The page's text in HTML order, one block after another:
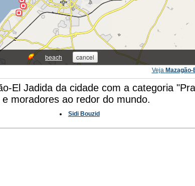
Veja
El Jadida da cidade com a categoria
moradores ao redor do mundo.
Sidi Bouzid